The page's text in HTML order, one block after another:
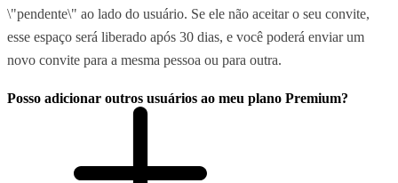
\"pendente\" ao lado do usuário. Se ele não aceitar o seu convite,
esse espaço será liberado após 30 dias, e você poderá enviar um
novo convite para a mesma pessoa ou para outra.
Posso adicionar outros usuários ao meu plano Premium?